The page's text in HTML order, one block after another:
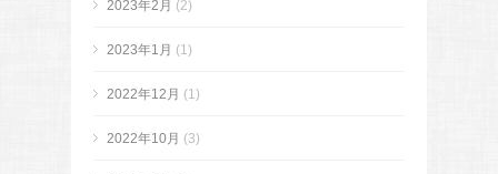
2023年2月 (2)
2023年1月 (1)
2022年12月 (1)
2022年10月 (3)